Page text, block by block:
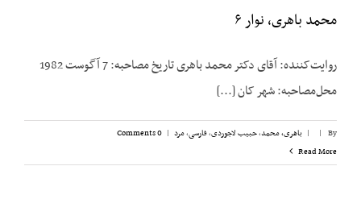
محمد باهری، نوار ۶
روایت‌کننده: آقای دکتر محمد باهری تاریخ مصاحبه: 7 آگوست 1982
محل‌مصاحبه: شهر کان [...]
By
|
| باهری، محمد,حبیب لاجوردی,فارسی,مرد |
0 Comments
Read More